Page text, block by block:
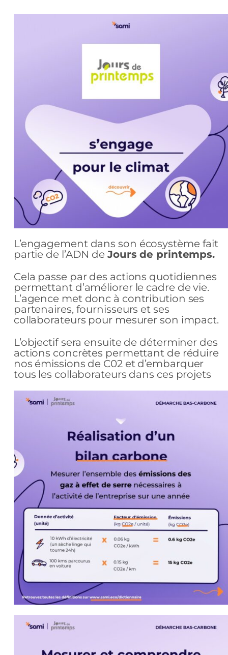
L’engagement dans son écosystème fait
partie de l’ADN de Jours de printemps.
Cela passe par des actions quotidiennes
permettant d’améliorer le cadre de vie.
L’agence met donc à contribution ses
partenaires, fournisseurs et ses
collaborateurs pour mesurer son impact.
L’objectif sera ensuite de déterminer des
actions concrètes permettant de réduire
nos émissions de C02 et d’embarquer
tous les collaborateurs dans ces projets